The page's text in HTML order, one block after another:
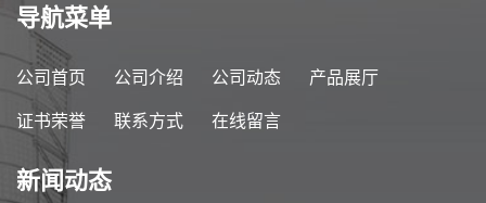
导航菜单
公司首页 公司介绍 公司动态 产品展厅
证书荣誉 联系方式 在线留言
新闻动态